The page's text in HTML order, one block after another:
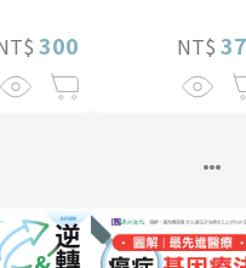
300 NT$